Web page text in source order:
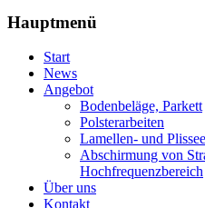
Hauptmenü
Start
News
Angebot
Bodenbeläge, Parkett
Polsterarbeiten
Lamellen- und
Abschirmung von
Hochfrequenzbereich
Über uns
Kontakt